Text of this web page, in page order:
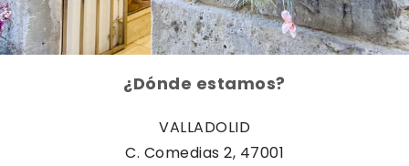
¿Dónde estamos?
VALLADOLID
C. Comedias 2, 47001